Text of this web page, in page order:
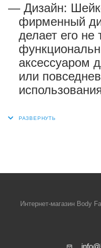
Дизайн:
фирменный
делает его не
аксессуаром
или
Интернет-магазин Body